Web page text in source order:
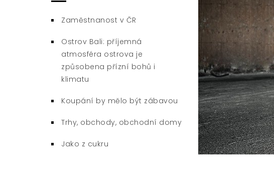
Zaměstnanost v ČR
Ostrov Bali: příjemná
atmosféra ostrova je
způsobena přízní bohů i
klimatu
Koupání by mělo být zábavou
Trhy, obchody, obchodní domy
Jako z cukru